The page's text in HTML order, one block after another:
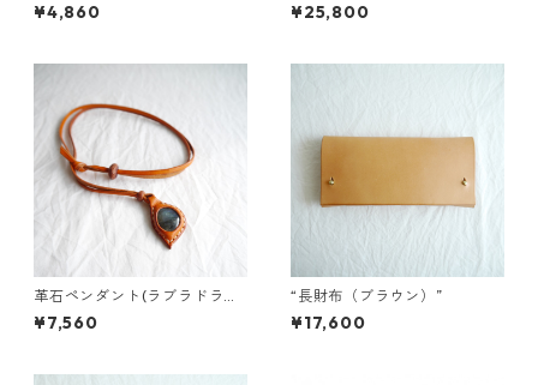
¥4,860 ¥25,800
革石ペンダント(ラブラドライ
ト)
¥7,560
“長財布（ブラウン）”
¥17,600